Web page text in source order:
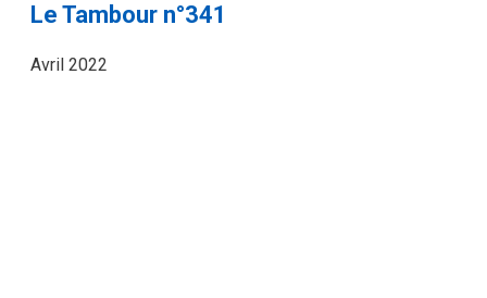
Le Tambour n°341
Avril 2022